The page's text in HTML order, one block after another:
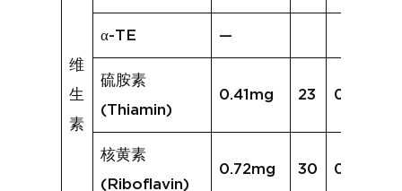
维
生
素
α-TE —
硫胺素
(Thiamin)
0.41mg 23 0.51mg
核黄素
(Riboflavin)
0.72mg 30 0.83mg